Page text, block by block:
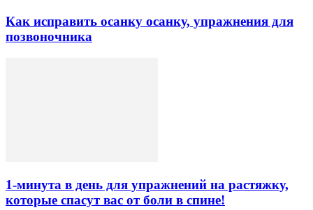
Как исправить осанку осанку, упражнения для
позвоночника
1-минута в день для упражнений на растяжку,
которые спасут вас от боли в спине!